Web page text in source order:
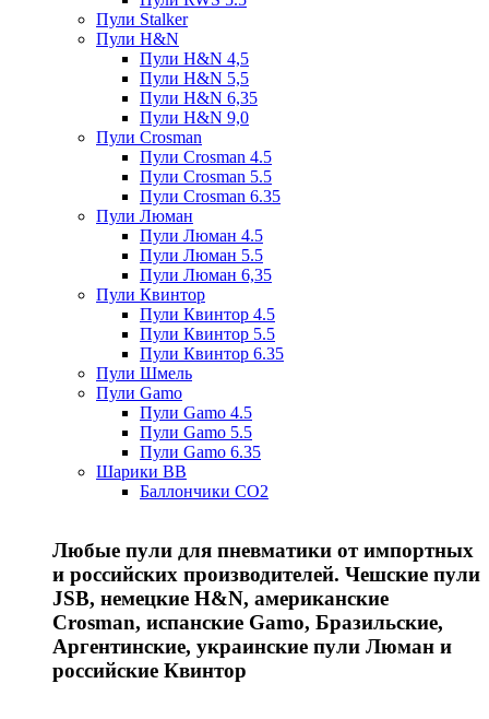
Пули Stalker
Пули H&N
Пули H&N 4,5
Пули H&N 5,5
Пули H&N 6,35
Пули H&N 9,0
Пули Crosman
Пули Crosman 4.5
Пули Crosman 5.5
Пули Crosman 6.35
Пули Люман
Пули Люман 4.5
Пули Люман 5.5
Пули Люман 6,35
Пули Квинтор
Пули Квинтор 4.5
Пули Квинтор 5.5
Пули Квинтор 6.35
Пули Шмель
Пули Gamo
Пули Gamo 4.5
Пули Gamo 5.5
Пули Gamo 6.35
Шарики BB
Баллончики CO2
Любые пули для пневматики от импортных
и российских производителей. Чешские пули
JSB, немецкие H&N, американские
Crosman, испанские Gamo, Бразильские,
Аргентинские, украинские пули Люман и
российские Квинтор